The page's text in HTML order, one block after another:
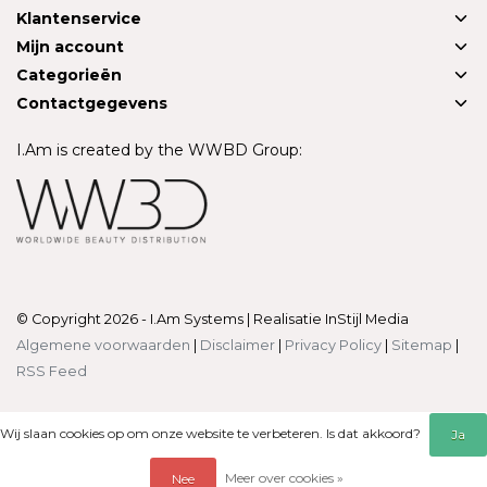
Klantenservice
Mijn account
Categorieën
Contactgegevens
I.Am is created by the WWBD Group:
© Copyright 2026 - I.Am Systems | Realisatie InStijl Media
Algemene voorwaarden
Disclaimer Privacy Policy Sitemap
RSS Feed
Wij slaan cookies op om onze website te verbeteren. Is dat akkoord? Ja
Nee Meer over cookies »